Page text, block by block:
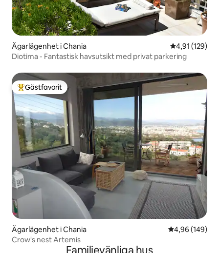
Ägarlägenhet i Chania 4,91 av 5 i
4,91 (129)
Diotima - Fantastisk havsutsikt med privat parkering
Populär gästfavorit
Gästfavorit
Ägarlägenhet i Chania 4,96 av 5 i
4,96 (149)
Crow's nest Artemis